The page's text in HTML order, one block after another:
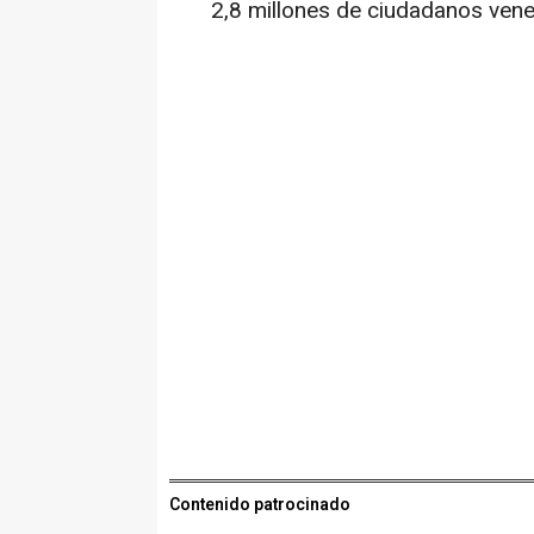
2,8 millones de ciudadanos
Contenido patrocinado